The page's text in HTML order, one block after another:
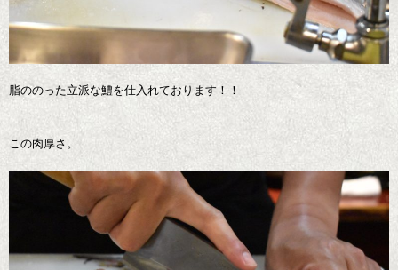
脂ののった立派な鱧を仕入れております！！
この肉厚さ。